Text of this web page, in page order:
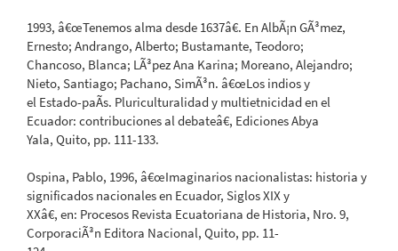
1993, â€œTenemos alma desde 1637â€. En AlbÃ¡n GÃ³mez,
Ernesto; Andrango, Alberto; Bustamante, Teodoro;
Chancoso, Blanca; LÃ³pez Ana Karina; Moreano, Alejandro;
Nieto, Santiago; Pachano, SimÃ³n. â€œLos indios y
el Estado-paÃ­s. Pluriculturalidad y multietnicidad en el
Ecuador: contribuciones al debateâ€, Ediciones Abya
Yala, Quito, pp. 111-133.
Ospina, Pablo, 1996, â€œImaginarios nacionalistas: historia y
significados nacionales en Ecuador, Siglos XIX y
XXâ€, en: Procesos Revista Ecuatoriana de Historia, Nro. 9,
CorporaciÃ³n Editora Nacional, Quito, pp. 11-